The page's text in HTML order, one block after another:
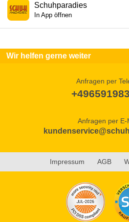
Schuhparadies
In App öffnen
Wir helfen gerne weiter
Anfragen per
Anfragen per E-
Impressum AGB